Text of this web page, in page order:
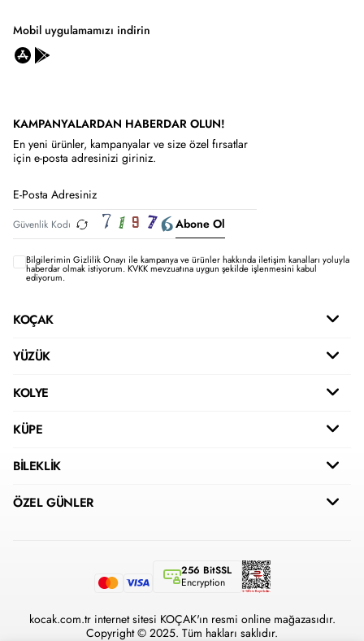
Mobil uygulamamızı indirin
KAMPANYALARDAN HABERDAR OLUN!
En yeni ürünler, kampanyalar ve size özel fırsatlar
için e-posta adresinizi giriniz.
Abone Ol
Bilgilerimin Gizlilik Onayı ile kampanya ve ürünler hakkında iletişim kanalları yoluyla
haberdar olmak istiyorum.KVKK mevzuatına uygun şekilde işlenmesini kabul
ediyorum.
KOÇAK
YÜZÜK
KOLYE
KÜPE
BİLEKLİK
ÖZEL GÜNLER
256 BitSSL
Encryption
kocak.com.tr internet sitesi KOÇAK'ın resmi online mağazasıdır.
Copyright © 2025. Tüm hakları saklıdır.